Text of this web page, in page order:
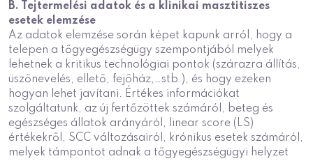
B. Tejtermelési adatok és a klinikai masztitiszes
esetek elemzése
Az adatok elemzése során képet kapunk arról, hogy a
telepen a tőgyegészségügy szempontjából melyek
lehetnek a kritikus technológiai pontok (szárazra állítás,
üszőnevelés, ellető, fejőház,…stb.), és hogy ezeken
hogyan lehet javítani. Értékes információkat
szolgáltatunk, az új fertőzöttek számáról, beteg és
egészséges állatok arányáról, linear score (LS)
értékekről, SCC változásairól, krónikus esetek számáról,
melyek támpontot adnak a tőgyegészségügyi helyzet